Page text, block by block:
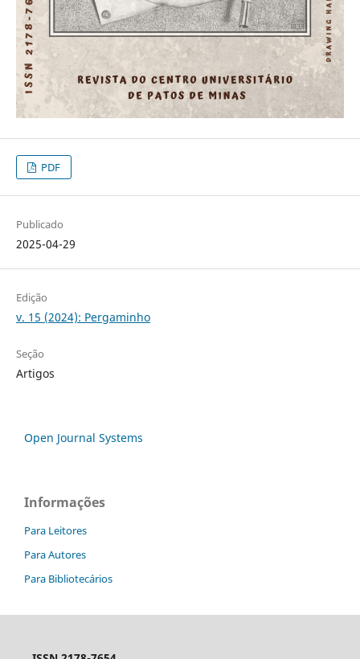
PDF
Publicado
2025-04-29
Edição
v. 15 (2024): Pergaminho
Seção
Artigos
Open Journal Systems
Informações
Para Leitores
Para Autores
Para Bibliotecários